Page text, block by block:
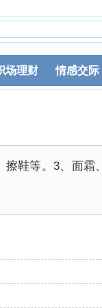
场理财 情感交际
鞋等。3、面霜